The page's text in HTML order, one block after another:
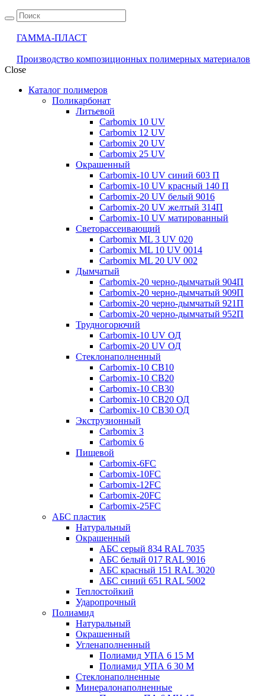
ГАММА-ПЛАСТ
Производство композиционных полимерных материалов
Close
Каталог полимеров
Поликарбонат
Литьевой
Carbomix 10 UV
Carbomix 12 UV
Carbomix 20 UV
Carbomix 25 UV
Окрашенный
Carbomix-10 UV синий 603 П
Carbomix-10 UV красный 140 П
Carbomix-20 UV белый 9016
Carbomix-20 UV желтый 314П
Carbomix-10 UV матированный
Светорассеивающий
Carbomix ML 3 UV 020
Carbomix ML 10 UV 0014
Carbomix ML 20 UV 002
Дымчатый
Carbomix-20 черно-дымчатый 904П
Carbomix-20 черно-дымчатый 909П
Carbomix-20 черно-дымчатый 921П
Carbomix-20 черно-дымчатый 952П
Трудногорючий
Carbomix-10 UV ОД
Carbomix-20 UV ОД
Стеклонаполненный
Carbomix-10 СВ10
Carbomix-10 СВ20
Carbomix-10 СВ30
Carbomix-10 СВ20 ОД
Carbomix-10 СВ30 ОД
Экструзионный
Carbomix 3
Carbomix 6
Пищевой
Carbomix-6FC
Carbomix-10FC
Carbomix-12FC
Carbomix-20FC
Carbomix-25FC
АБС пластик
Натуральный
Окрашенный
АБС серый 834 RAL 7035
АБС белый 017 RAL 9016
АБС красный 151 RAL 3020
АБС синий 651 RAL 5002
Теплостойкий
Ударопрочный
Полиамид
Натуральный
Окрашенный
Угленаполненный
Полиамид УПА 6 15 М
Полиамид УПА 6 30 М
Стеклонаполненные
Минералонаполненные